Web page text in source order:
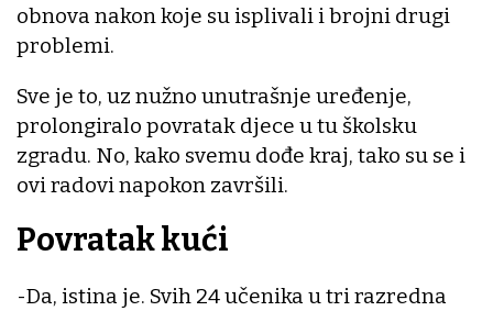
obnova nakon koje su isplivali i brojni drugi
problemi.
Sve je to, uz nužno unutrašnje uređenje,
prolongiralo povratak djece u tu školsku
zgradu. No, kako svemu dođe kraj, tako su se i
ovi radovi napokon završili.
Povratak kući
-Da, istina je. Svih 24 učenika u tri razredna